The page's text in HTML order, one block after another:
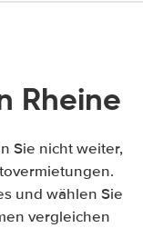
Rheine
Sie nicht weiter,
und wählen Sie
vergleichen